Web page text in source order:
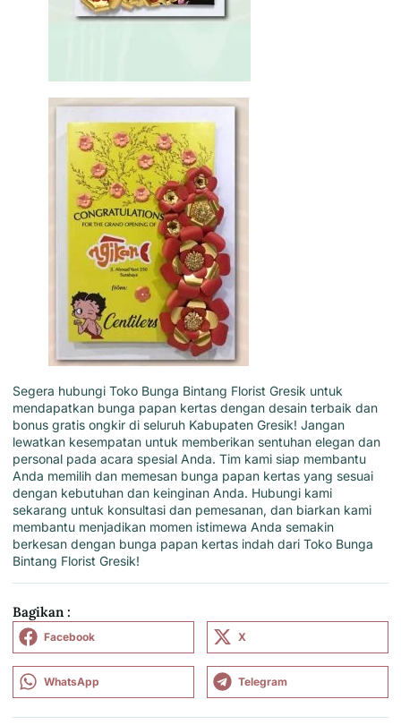
Segera hubungi Toko Bunga Bintang Florist Gresik untuk
mendapatkan bunga papan kertas dengan desain terbaik dan
bonus gratis ongkir di seluruh Kabupaten Gresik! Jangan
lewatkan kesempatan untuk memberikan sentuhan elegan dan
personal pada acara spesial Anda. Tim kami siap membantu
Anda memilih dan memesan bunga papan kertas yang sesuai
dengan kebutuhan dan keinginan Anda. Hubungi kami
sekarang untuk konsultasi dan pemesanan, dan biarkan kami
membantu menjadikan momen istimewa Anda semakin
berkesan dengan bunga papan kertas indah dari Toko Bunga
Bintang Florist Gresik!
Bagikan :
Facebook X
WhatsApp Telegram